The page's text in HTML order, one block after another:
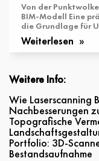
Von der
BIM-Modell Eine
die Grundlage für
Modernisierungen
Gebäude. ...
Weiterlesen
Weitere Info:
Wie Laserscanning
Nachbesserungen
Topografische
Portfolio: 3D-
Bestandsaufnahme